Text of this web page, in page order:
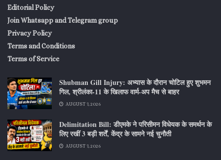
Editorial Policy
Join Whatsapp and Telegram group
Privacy Policy
Terms and Conditions
Terms of Service
Shubman Gill Injury: अभ्यास के दौरान चोटिल हुए शुभमन
गिल, श्रीलंका-11 के खिलाफ वार्म-अप मैच से बाहर
AUGUST 7, 2026
Delimitation Bill: डीएमके ने परिसीमन विधेयक के समर्थन के
लिए रखीं 3 बड़ी शर्तें, केंद्र के सामने नई चुनौती
AUGUST 7, 2026